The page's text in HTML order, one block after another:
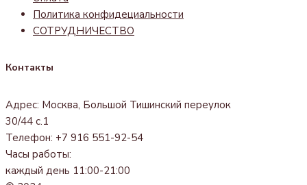
Политика конфидециальности
СОТРУДНИЧЕСТВО
Контакты
Адрес: Москва, Большой Тишинский переулок
30/44 с.1
Телефон: +7 916 551-92-54
Часы работы:
каждый день 11:00-21:00